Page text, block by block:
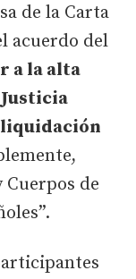
de la Carta
acuerdo del
a la alta
de